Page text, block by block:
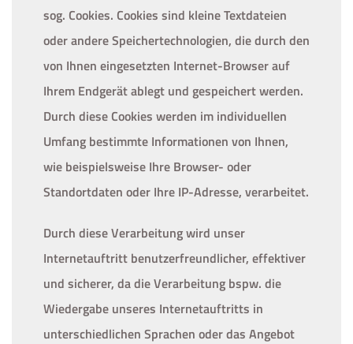
sog. Cookies. Cookies sind kleine Textdateien
oder andere Speichertechnologien, die durch den
von Ihnen eingesetzten Internet-Browser auf
Ihrem Endgerät ablegt und gespeichert werden.
Durch diese Cookies werden im individuellen
Umfang bestimmte Informationen von Ihnen,
wie beispielsweise Ihre Browser- oder
Standortdaten oder Ihre IP-Adresse, verarbeitet.
Durch diese Verarbeitung wird unser
Internetauftritt benutzerfreundlicher, effektiver
und sicherer, da die Verarbeitung bspw. die
Wiedergabe unseres Internetauftritts in
unterschiedlichen Sprachen oder das Angebot